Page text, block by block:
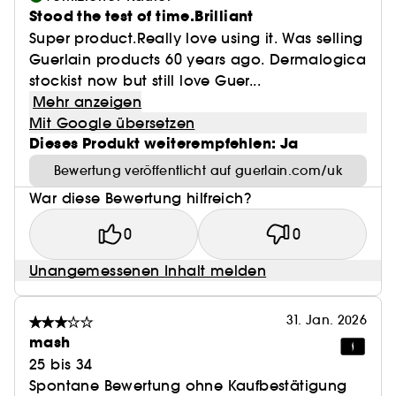
Stood the test of time.Brilliant
Super product.Really love using it. Was selling
Guerlain products 60 years ago. Dermalogica
stockist now but still love Guer...
Mehr anzeigen
Mit Google übersetzen
Dieses Produkt weiterempfehlen: Ja
Bewertung veröffentlicht auf guerlain.com/uk
War diese Bewertung hilfreich?
0 0
Unangemessenen Inhalt melden
31. Jan. 2026
mash
25 bis 34
Spontane Bewertung ohne Kaufbestätigung